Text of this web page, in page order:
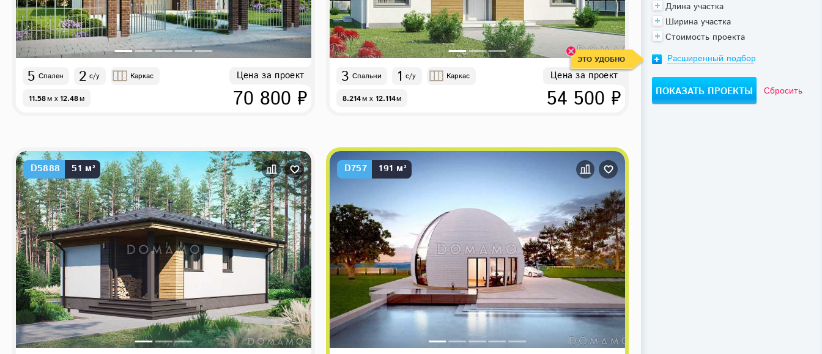
5 Спален 2 с/у Каркас
11.58м x 12.48м
Цена за проект
70 800 ₽
3 Спальни 1 с/у Каркас
8.214м x 12.114м
Цена за проект
54 500 ₽
D5888 51 м² D757 191 м²
Длина участка
Ширина участка
Стоимость проекта
ЭТО УДОБНО Расширенный подбор
Сбросить